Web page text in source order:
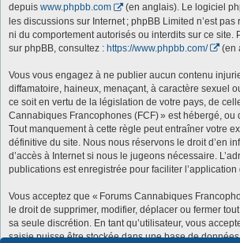
depuis www.phpbb.com
(en anglais). Le logiciel
les discussions sur Internet ; phpBB Limited n’est
ni du comportement autorisés ou interdits sur ce site.
sur phpBB, consultez : https://www.phpbb.com/ (en
Vous vous engagez à ne publier aucun contenu
diffamatoire, haineux, menaçant, à caractère sexuel
ce soit en vertu de la législation de votre pays, de
Cannabiques Francophones (FCF) » est hébergé, ou
Tout manquement à cette règle peut entraîner votre
définitive du site. Nous nous réservons le droit d’en
d’accès à Internet si nous le jugeons nécessaire.
publications est enregistrée pour faciliter
Vous acceptez que « Forums Cannabiques
le droit de supprimer, modifier, déplacer ou fermer
sa seule discrétion. En tant qu’utilisateur, vous
saisie puisse être stockée dans une base de